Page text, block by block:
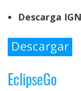
Descarga
EclipseGo